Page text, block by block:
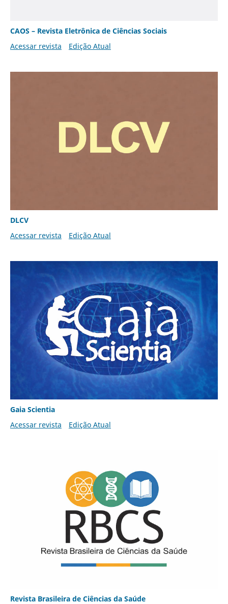
CAOS – Revista Eletrônica de Ciências Sociais
Acessar revista
Edição Atual
DLCV
Acessar revista
Edição Atual
Gaia Scientia
Acessar revista
Edição Atual
Revista Brasileira de Ciências da Saúde